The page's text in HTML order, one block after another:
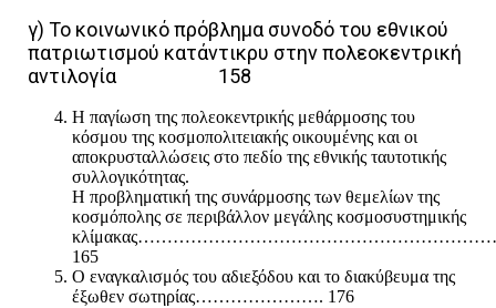
γ) Το κοινωνικό πρόβλημα συνοδό του εθνικού
πατριωτισμού κατάντικρυ στην πολεοκεντρική
αντιλογία 158
Η παγίωση της πολεοκεντρικής μεθάρμοσης του
κόσμου της κοσμοπολιτειακής οικουμένης και οι
αποκρυσταλλώσεις στο πεδίο της εθνικής ταυτοτικής
συλλογικότητας.
Η προβληματική της συνάρμοσης των θεμελίων της
κοσμόπολης σε περιβάλλον μεγάλης κοσμοσυστημικής
165
Ο εναγκαλισμός του αδιεξόδου και το διακύβευμα της
έξωθεν σωτηρίας…………………. 176